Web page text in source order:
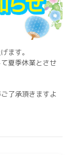
ます。
夏季休業とさせ
了承頂きますよ